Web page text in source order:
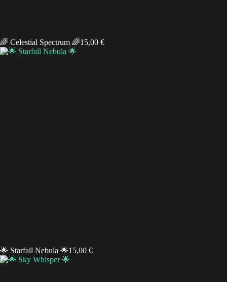
🌈 Celestial Spectrum 🌈15,00 €
🌟 Starfall Nebula 🌟15,00 €